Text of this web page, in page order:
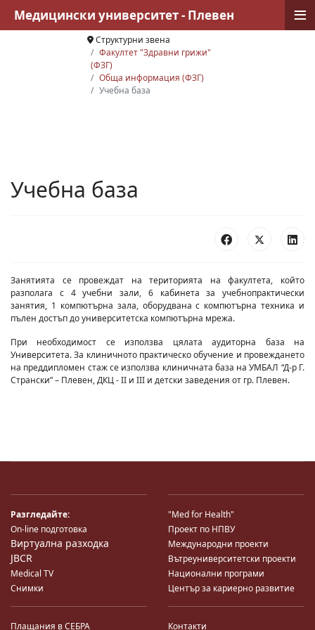
Структурни звена
Факултет "Здравни грижи"
(ФЗГ)
Обща информация (ФЗГ)
Учебна база
Учебна база
Занятията се провеждат на територията на факултета, който
разполага с 4 учебни зали, 6 кабинета за учебнопрактически
занятия, 1 компютърна зала, оборудвана с компютърна техника и
пълен достъп до университетска компютърна мрежа.
При необходимост се използва цялата аудиторна база на
Университета. За клиничното практическо обучение и провеждането
на преддипломен стаж се използва клиничната база на УМБАЛ “Д-р Г.
Странски” – Плевен, ДКЦ - ІІ и ІІІ и детски заведения от гр. Плевен.
Разгледайте:
On-line подготовка
Виртуална разходка
JBCR
Medical TV
Снимки
"Med for Health"
Проект по НПВУ
Международни проекти
Вътреуниверситетски проекти
Национални програми
Център за кариерно развитие
Плащания в СЕБРА Контакти
Медицински университет - Плевен ≡